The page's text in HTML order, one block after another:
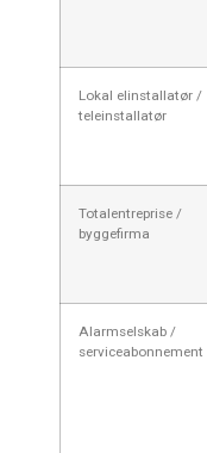
Lokal elinstallatør /
teleinstallatør
Totalentreprise /
byggefirma
Alarmselskab /
serviceabonnement